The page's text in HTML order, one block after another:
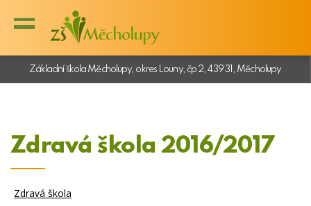
Základní škola Měcholupy, okres Louny, čp 2, 439 31, Měcholupy
Zdravá škola 2016/2017
Zdravá škola